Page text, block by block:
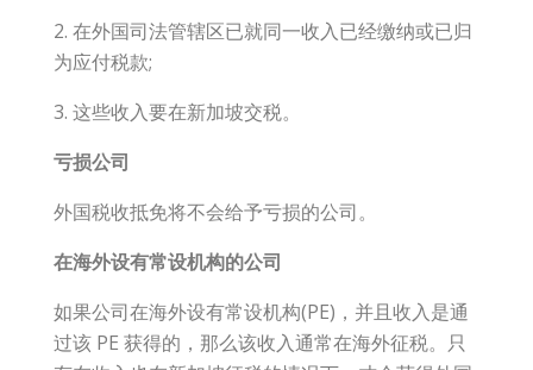
2. 在外国司法管辖区已就同一收入已经缴纳或已归
为应付税款;
3. 这些收入要在新加坡交税。
亏损公司
外国税收抵免将不会给予亏损的公司。
在海外设有常设机构的公司
如果公司在海外设有常设机构(PE)，并且收入是通
过该 PE 获得的，那么该收入通常在海外征税。只